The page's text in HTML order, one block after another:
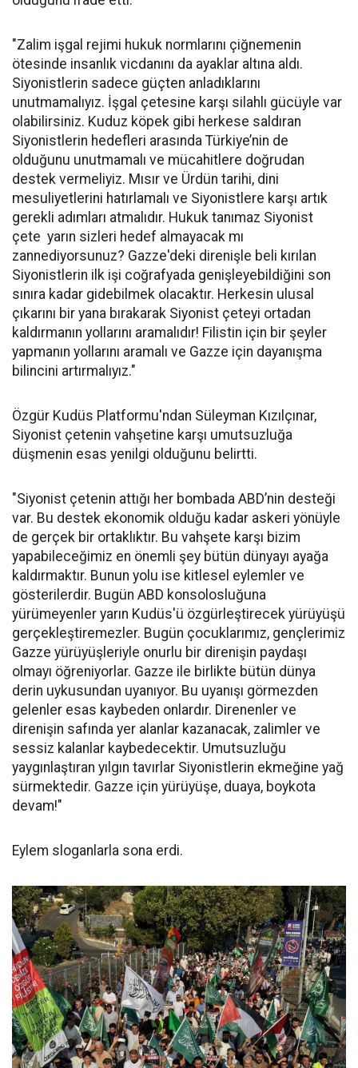
"Zalim işgal rejimi hukuk normlarını çiğnemenin
ötesinde insanlık vicdanını da ayaklar altına aldı.
Siyonistlerin sadece güçten anladıklarını
unutmamalıyız. İşgal çetesine karşı silahlı gücüyle var
olabilirsiniz. Kuduz köpek gibi herkese saldıran
Siyonistlerin hedefleri arasında Türkiye’nin de
olduğunu unutmamalı ve mücahitlere doğrudan
destek vermeliyiz. Mısır ve Ürdün tarihi, dini
mesuliyetlerini hatırlamalı ve Siyonistlere karşı artık
gerekli adımları atmalıdır. Hukuk tanımaz Siyonist
çete yarın sizleri hedef almayacak mı
zannediyorsunuz? Gazze'deki direnişle beli kırılan
Siyonistlerin ilk işi coğrafyada genişleyebildiğini son
sınıra kadar gidebilmek olacaktır. Herkesin ulusal
çıkarını bir yana bırakarak Siyonist çeteyi ortadan
kaldırmanın yollarını aramalıdır! Filistin için bir şeyler
yapmanın yollarını aramalı ve Gazze için dayanışma
bilincini artırmalıyız."
Özgür Kudüs Platformu'ndan Süleyman Kızılçınar,
Siyonist çetenin vahşetine karşı umutsuzluğa
düşmenin esas yenilgi olduğunu belirtti.
"Siyonist çetenin attığı her bombada ABD’nin desteği
var. Bu destek ekonomik olduğu kadar askeri yönüyle
de gerçek bir ortaklıktır. Bu vahşete karşı bizim
yapabileceğimiz en önemli şey bütün dünyayı ayağa
kaldırmaktır. Bunun yolu ise kitlesel eylemler ve
gösterilerdir. Bugün ABD konsolosluğuna
yürümeyenler yarın Kudüs'ü özgürleştirecek yürüyüşü
gerçekleştiremezler. Bugün çocuklarımız, gençlerimiz
Gazze yürüyüşleriyle onurlu bir direnişin paydaşı
olmayı öğreniyorlar. Gazze ile birlikte bütün dünya
derin uykusundan uyanıyor. Bu uyanışı görmezden
gelenler esas kaybeden onlardır. Direnenler ve
direnişin safında yer alanlar kazanacak, zalimler ve
sessiz kalanlar kaybedecektir. Umutsuzluğu
yaygınlaştıran yılgın tavırlar Siyonistlerin ekmeğine yağ
sürmektedir. Gazze için yürüyüşe, duaya, boykota
devam!"
Eylem sloganlarla sona erdi.